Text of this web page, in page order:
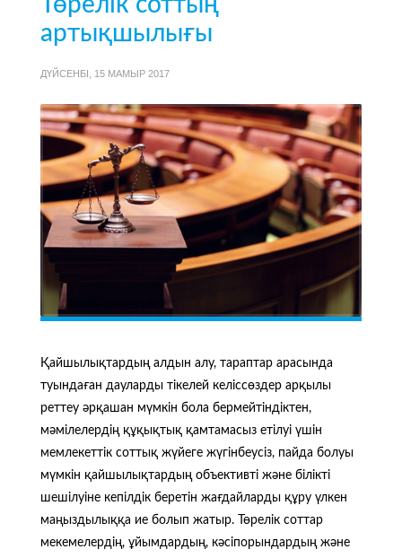
артықшылығы
ДҮЙСЕНБІ, 15 МАМЫР 2017
Қайшылықтардың алдын алу, тараптар арасында
туындаған дауларды тікелей келіссөздер арқылы
реттеу әрқашан мүмкін бола бермейтіндіктен,
мәмілелердің құқықтық қамтамасыз етілуі үшін
мемлекеттік соттық жүйеге жүгінбеусіз, пайда болуы
мүмкін қайшылықтардың объективті және білікті
шешілуіне кепілдік беретін жағдайларды құру үлкен
маңыздылыққа ие болып жатыр. Төрелік соттар
мекемелердің, ұйымдардың, кәсіпорындардың және